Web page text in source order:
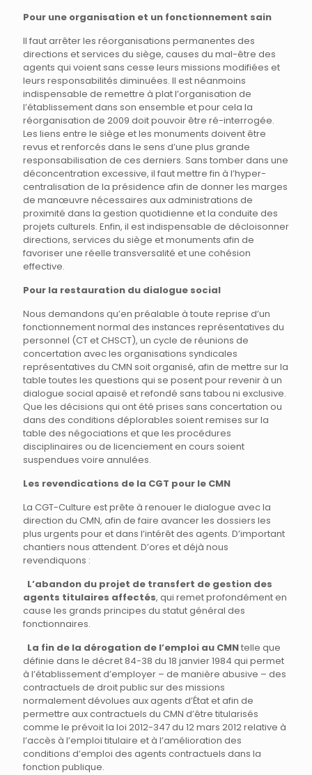
Pour une organisation et un fonctionnement sain
Il faut arrêter les réorganisations permanentes des
directions et services du siège, causes du mal-être des
agents qui voient sans cesse leurs missions modifiées et
leurs responsabilités diminuées. Il est néanmoins
indispensable de remettre à plat l’organisation de
l’établissement dans son ensemble et pour cela la
réorganisation de 2009 doit pouvoir être ré-interrogée.
Les liens entre le siège et les monuments doivent être
revus et renforcés dans le sens d’une plus grande
responsabilisation de ces derniers. Sans tomber dans une
déconcentration excessive, il faut mettre fin à l’hyper-
centralisation de la présidence afin de donner les marges
de manœuvre nécessaires aux administrations de
proximité dans la gestion quotidienne et la conduite des
projets culturels. Enfin, il est indispensable de décloisonner
directions, services du siège et monuments afin de
favoriser une réelle transversalité et une cohésion
effective.
Pour la restauration du dialogue social
Nous demandons qu’en préalable à toute reprise d’un
fonctionnement normal des instances représentatives du
personnel (CT et CHSCT), un cycle de réunions de
concertation avec les organisations syndicales
représentatives du CMN soit organisé, afin de mettre sur la
table toutes les questions qui se posent pour revenir à un
dialogue social apaisé et refondé sans tabou ni exclusive.
Que les décisions qui ont été prises sans concertation ou
dans des conditions déplorables soient remises sur la
table des négociations et que les procédures
disciplinaires ou de licenciement en cours soient
suspendues voire annulées.
Les revendications de la CGT pour le CMN
La CGT-Culture est prête à renouer le dialogue avec la
direction du CMN, afin de faire avancer les dossiers les
plus urgents pour et dans l’intérêt des agents. D’important
chantiers nous attendent. D’ores et déjà nous
revendiquons :
L’abandon du projet de transfert de gestion des
agents titulaires affectés, qui remet profondément en
cause les grands principes du statut général des
fonctionnaires.
La fin de la dérogation de l’emploi au CMNtelle que
définie dans le décret 84-38 du 18 janvier 1984 qui permet
à l’établissement d’employer – de manière abusive – des
contractuels de droit public sur des missions
normalement dévolues aux agents d’État et afin de
permettre aux contractuels du CMN d’être titularisés
comme le prévoit la loi 2012-347 du 12 mars 2012 relative à
l’accès à l’emploi titulaire et à l’amélioration des
conditions d’emploi des agents contractuels dans la
fonction publique.